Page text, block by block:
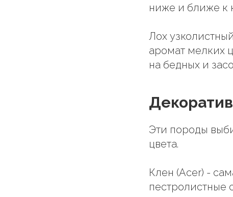
ниже и ближе к
Лох
аромат мелких
на бедных и
Эти породы
цвета.
Клен (Acer) -